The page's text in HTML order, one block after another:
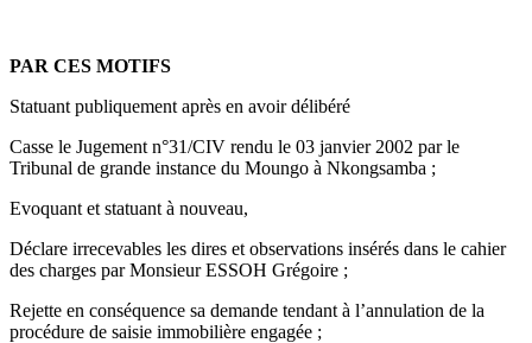
PAR CES MOTIFS
Statuant publiquement après en avoir délibéré
Casse le Jugement n°31/CIV rendu le 03 janvier 2002 par le
Tribunal de grande instance du Moungo à Nkongsamba ;
Evoquant et statuant à nouveau,
Déclare irrecevables les dires et observations insérés dans le cahier
des charges par Monsieur ESSOH Grégoire ;
Rejette en conséquence sa demande tendant à l’annulation de la
procédure de saisie immobilière engagée ;